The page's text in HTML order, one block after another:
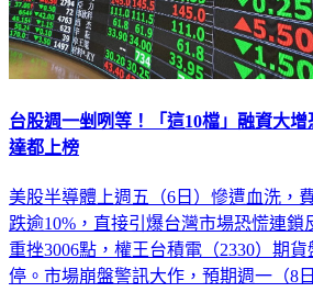
台股週一剉咧等！「這10檔」融資大
達都上榜
美股半導體上週五（6日）慘遭血洗，
跌逾10%，直接引爆台灣市場恐慌連鎖
重挫3006點，權王台積電（2330）期
停。市場崩盤警訊大作，預期週一（8